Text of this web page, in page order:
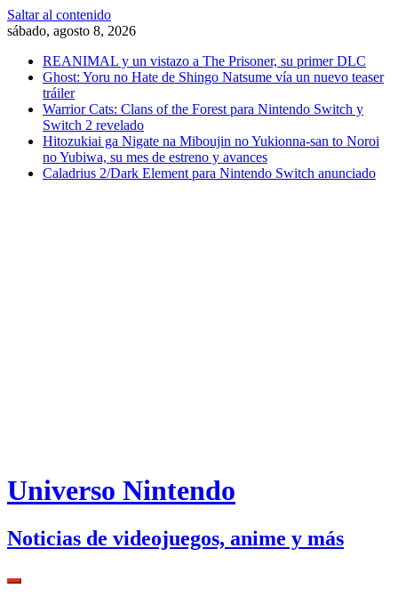
Saltar al contenido
sábado, agosto 8, 2026
REANIMAL y un vistazo a The Prisoner, su primer DLC
Ghost: Yoru no Hate de Shingo Natsume vía un nuevo teaser
tráiler
Warrior Cats: Clans of the Forest para Nintendo Switch y
Switch 2 revelado
Hitozukiai ga Nigate na Miboujin no Yukionna-san to Noroi
no Yubiwa, su mes de estreno y avances
Caladrius 2/Dark Element para Nintendo Switch anunciado
Universo Nintendo
Noticias de videojuegos, anime y más